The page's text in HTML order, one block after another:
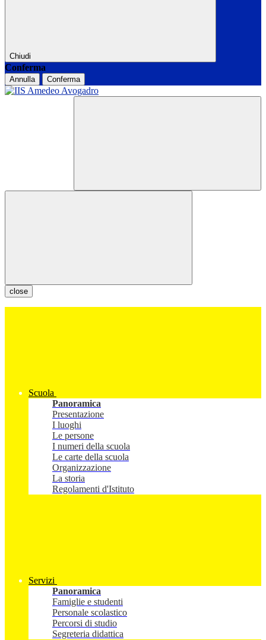
Chiudi
Conferma
Annulla Conferma
close
Scuola
Panoramica
Presentazione
I luoghi
Le persone
I numeri della scuola
Le carte della scuola
Organizzazione
La storia
Regolamenti d'Istituto
Servizi
Panoramica
Famiglie e studenti
Personale scolastico
Percorsi di studio
Segreteria didattica